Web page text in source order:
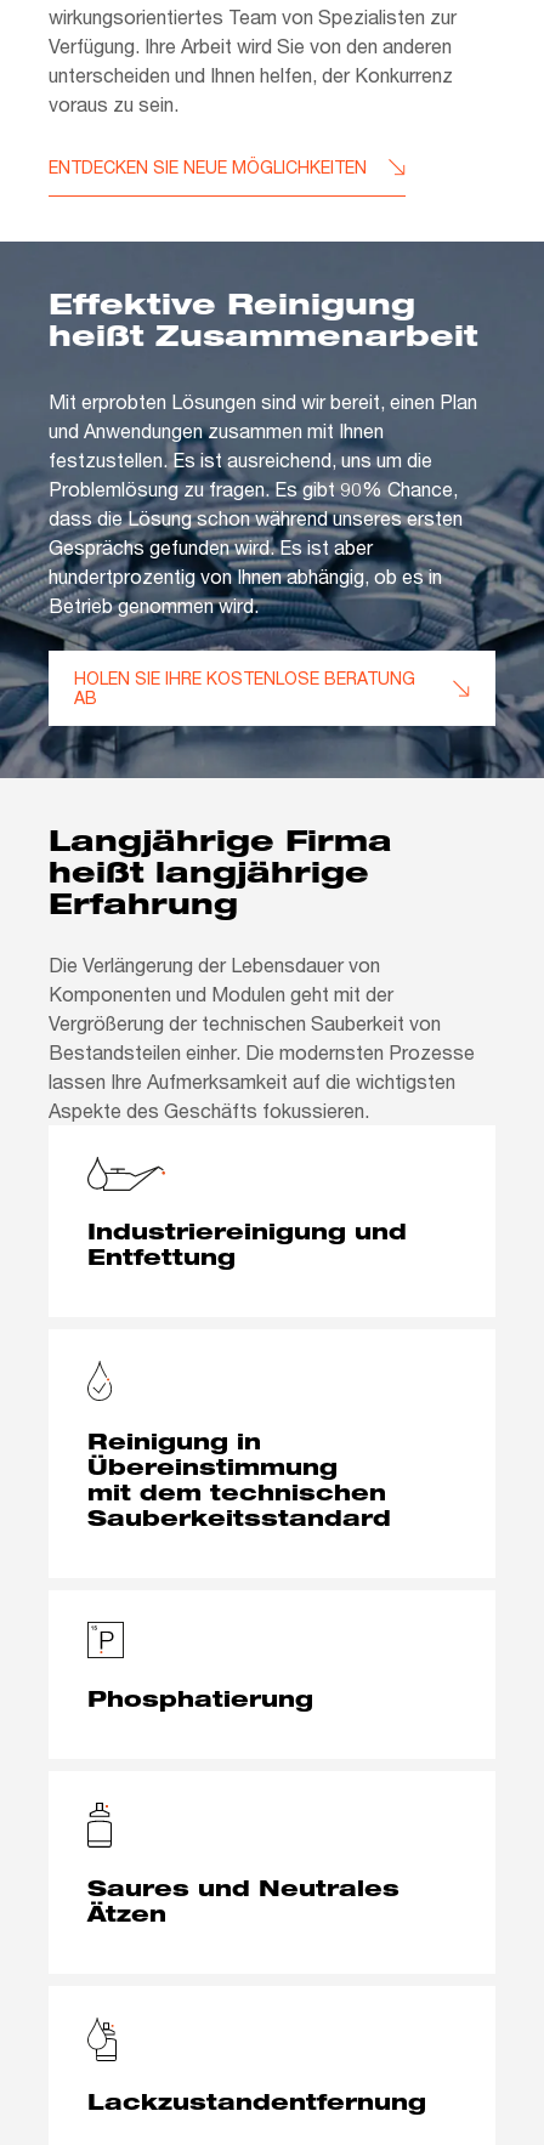
wirkungsorientiertes Team von Spezialisten zur
Verfügung. Ihre Arbeit wird Sie von den anderen
unterscheiden und Ihnen helfen, der Konkurrenz
voraus zu sein.
ENTDECKEN SIE NEUE MÖGLICHKEITEN
Effektive Reinigung
heißt Zusammenarbeit
Mit erprobten Lösungen sind wir bereit, einen Plan
und Anwendungen zusammen mit Ihnen
festzustellen. Es ist ausreichend, uns um die
Problemlösung zu fragen. Es gibt 90% Chance,
dass die Lösung schon während unseres ersten
Gesprächs gefunden wird. Es ist aber
hundertprozentig von Ihnen abhängig, ob es in
Betrieb genommen wird.
HOLEN SIE IHRE KOSTENLOSE BERATUNG
AB
Langjährige Firma
heißt langjährige
Erfahrung
Die Verlängerung der Lebensdauer von
Komponenten und Modulen geht mit der
Vergrößerung der technischen Sauberkeit von
Bestandsteilen einher. Die modernsten Prozesse
lassen Ihre Aufmerksamkeit auf die wichtigsten
Aspekte des Geschäfts fokussieren.
Industriereinigung und
Entfettung
Reinigung in
Übereinstimmung
mit dem technischen
Sauberkeitsstandard
Phosphatierung
Saures und Neutrales
Ätzen
Lackzustandentfernung